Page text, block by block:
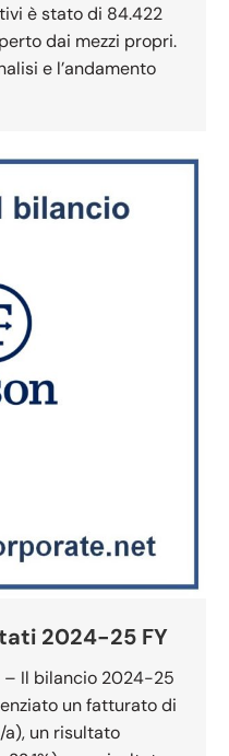
è stato di 84.422
dai mezzi propri.
e l’andamento
2024-25 FY
– Il bilancio 2024-25
un fatturato di
a), un risultato